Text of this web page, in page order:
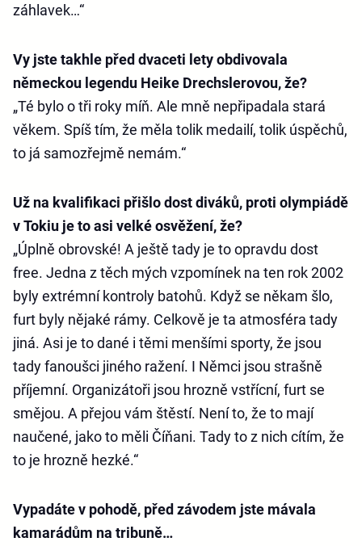
záhlavek…“
Vy jste takhle před dvaceti lety obdivovala
německou legendu Heike Drechslerovou, že?
„Té bylo o tři roky míň. Ale mně nepřipadala stará
věkem. Spíš tím, že měla tolik medailí, tolik úspěchů,
to já samozřejmě nemám.“
Už na kvalifikaci přišlo dost diváků, proti olympiádě
v Tokiu je to asi velké osvěžení, že?
„Úplně obrovské! A ještě tady je to opravdu dost
free. Jedna z těch mých vzpomínek na ten rok 2002
byly extrémní kontroly batohů. Když se někam šlo,
furt byly nějaké rámy. Celkově je ta atmosféra tady
jiná. Asi je to dané i těmi menšími sporty, že jsou
tady fanoušci jiného ražení. I Němci jsou strašně
příjemní. Organizátoři jsou hrozně vstřícní, furt se
smějou. A přejou vám štěstí. Není to, že to mají
naučené, jako to měli Číňani. Tady to z nich cítím, že
to je hrozně hezké.“
Vypadáte v pohodě, před závodem jste mávala
kamarádům na tribuně…